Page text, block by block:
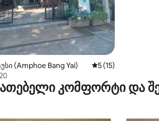
(Amphoe Bang Yai) საშუალო
5 (15)
კომფორტი და